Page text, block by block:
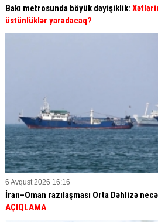
Bakı metrosunda böyük dəyişiklik:
üstünlüklər yaradacaq?
6 Avqust 2026 16:16
İran–Oman razılaşması Orta Dəhlizə
AÇIQLAMA